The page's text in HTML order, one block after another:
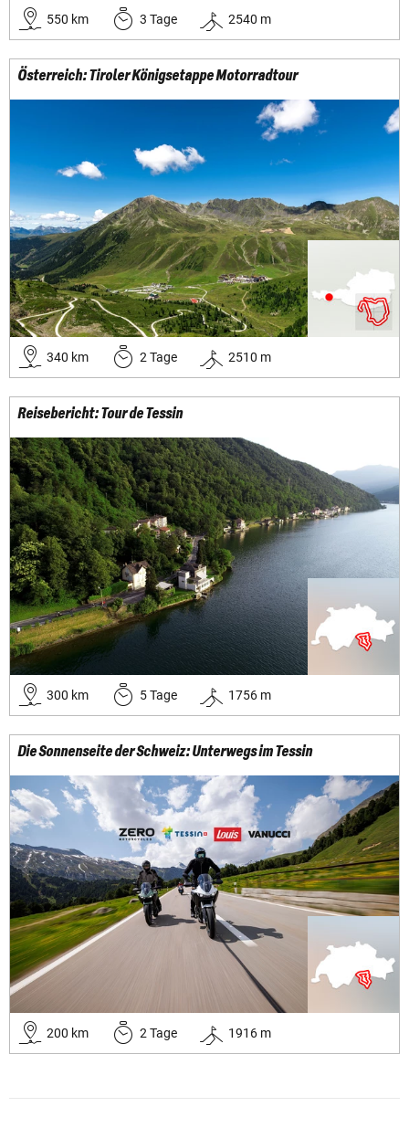
550 km 3 Tage 2540 m
Österreich: Tiroler Königsetappe Motorradtour
340 km 2Tage 2510 m
Reisebericht: Tour de Tessin
300 km 5Tage 1756 m
Die Sonnenseite der Schweiz: Unterwegs im Tessin
200 km 2Tage 1916 m